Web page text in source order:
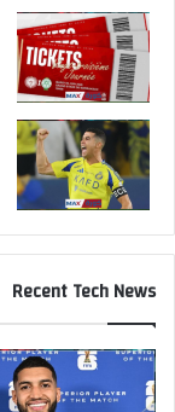
Recent Tech News